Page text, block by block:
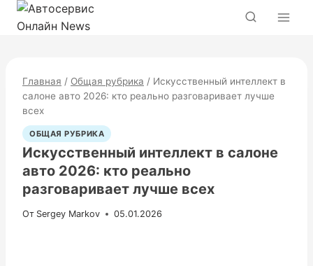
Перейти
Главная / Общая рубрика / Искусственный интеллект в
салоне авто 2026: кто реально разговаривает лучше
всех
ОБЩАЯ РУБРИКА
Искусственный интеллект в салоне
авто 2026: кто реально
разговаривает лучше всех
От Sergey Markov 05.01.2026